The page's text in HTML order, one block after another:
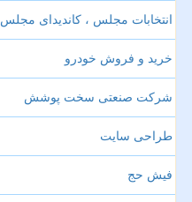
انتخابات مجلس ، کاندیدای مجلس
خرید و فروش خودرو
شرکت صنعتی سخت پوشش
طراحی سایت
فیش حج